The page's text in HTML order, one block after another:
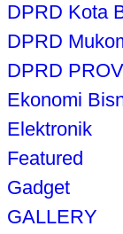
DPRD Kota
DPRD
DPRD
Ekonomi
Elektronik
Featured
Gadget
GALLERY